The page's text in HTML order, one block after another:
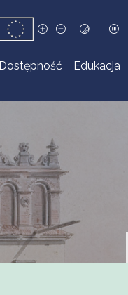
Dostępność Edukacja